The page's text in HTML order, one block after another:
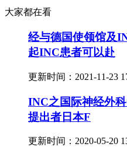
大家都在看
经与德国使领馆及
起INC患者可以赴
更新时间： 2021-11-23
INC之国际神经外
提出者日本F
更新时间： 2020-05-20